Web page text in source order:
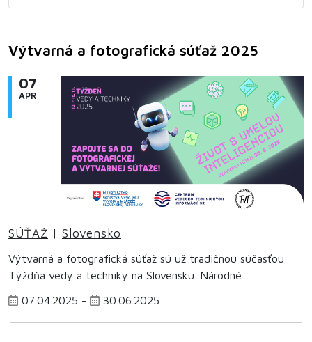
Výtvarná a fotografická súťaž 2025
07
APR
SÚŤAŽ | Slovensko
Výtvarná a fotografická súťaž sú už tradičnou súčasťou
Týždňa vedy a techniky na Slovensku. Národné...
07.04.2025 -
30.06.2025